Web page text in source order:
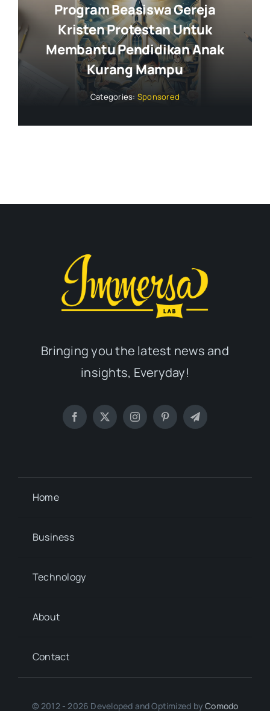
Program Beasiswa Gereja
Kristen Protestan Untuk
Membantu Pendidikan Anak
Kurang Mampu
Categories: Sponsored
Bringing you the latest news and
insights, Everyday!
Home
Business
Technology
About
Contact
© 2012 - 2026 Developed and Optimized byComodo